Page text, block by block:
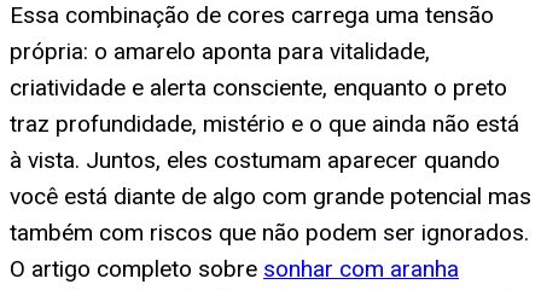
Essa combinação de cores carrega uma tensão
própria: o amarelo aponta para vitalidade,
criatividade e alerta consciente, enquanto o preto
traz profundidade, mistério e o que ainda não está
à vista. Juntos, eles costumam aparecer quando
você está diante de algo com grande potencial mas
também com riscos que não podem ser ignorados.
O artigo completo sobre sonhar com aranha